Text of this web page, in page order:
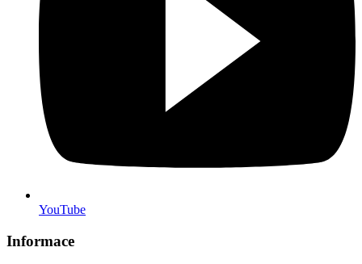
YouTube
Informace